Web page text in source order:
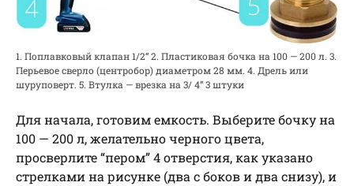
1. Поплавковый клапан 1/2“ 2. Пластиковая бочка на 100 — 200 л. 3.
Перьевое сверло (центробор) диаметром 28 мм. 4. Дрель или
шуруповерт. 5. Втулка — врезка на 3/ 4” 3 штуки
Для начала, готовим емкость. Выберите бочку на
100 — 200 л, желательно черного цвета,
просверлите “пером” 4 отверстия, как указано
стрелками на рисунке (два с боков и два снизу), и